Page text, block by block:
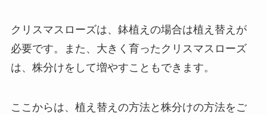
クリスマスローズは、鉢植えの場合は植え替えが
必要です。
また、大きく育ったクリスマスローズ
は、株分けをして増やすこともできます。
ここからは、植え替えの方法と株分けの方法をご